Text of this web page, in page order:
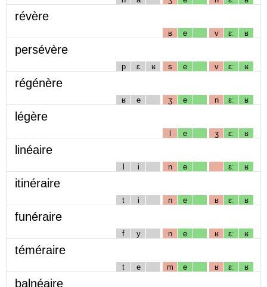
révère
ʁ e v ɛː ʁ
persévère
p ɛ ʁ s e v ɛː ʁ
régénère
ʁ e ʒ e n ɛː ʁ
légère
l e ʒ ɛː ʁ
linéaire
l i n e ɛː ʁ
itinéraire
t i n e ʁ ɛː ʁ
funéraire
f y n e ʁ ɛː ʁ
téméraire
t e m e ʁ ɛː ʁ
balnéaire